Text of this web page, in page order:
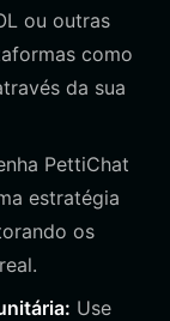
ou outras
como
da sua
PettiChat
estratégia
os
Use